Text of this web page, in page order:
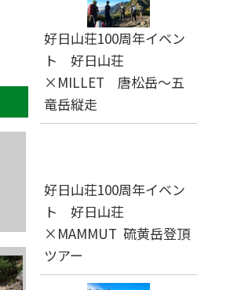
好日山荘100周年イベン
ト 好日山荘
×MILLET 唐松岳～五
竜岳縦走
好日山荘100周年イベン
ト 好日山荘
×MAMMUT 硫黄岳登頂
ツアー